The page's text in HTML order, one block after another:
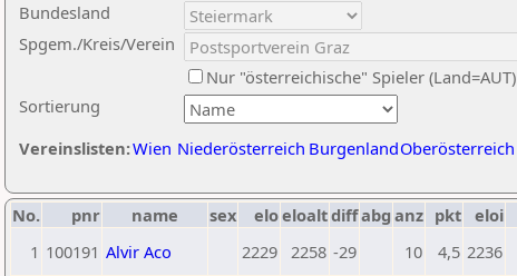
Sortierung
Bundesland
Spgem./Kreis/Verein
Nur "österreichische" Spieler (Land=AUT)
Vereinslisten:Wien Niederösterreich BurgenlandOberösterreich
No. pnr name sex eloeloaltdiffabg anz pkt eloi
1 100191 Alvir Aco 2229 2258 -29 10 4,5 2236